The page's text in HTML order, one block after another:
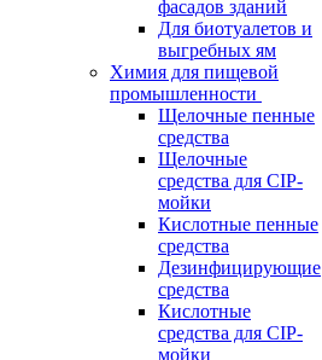
фасадов зданий
Для биотуалетов и
выгребных ям
Химия для пищевой
промышленности
Щелочные пенные
средства
Щелочные
средства для CIP-
мойки
Кислотные пенные
средства
Дезинфицирующие
средства
Кислотные
средства для CIP-
мойки